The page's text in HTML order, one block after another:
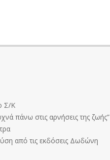
Σ/Κ
πάνω στις αρνήσεις της ζωής”
από τις εκδόσεις Δωδώνη